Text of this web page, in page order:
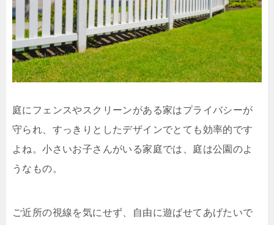
庭にフェンスやスクリーンがある家はプライバシーが
守られ、すっきりとしたデザインでとても効率的です
よね。小さいお子さんがいる家庭では、庭は公園のよ
うなもの。
ご近所の視線を気にせず、自由に遊ばせてあげたいで